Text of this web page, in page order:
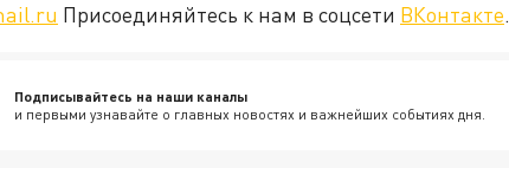
Присоединяйтесь к нам в соцсети ВКонтакте.
Подписывайтесь на наши каналы
и первыми узнавайте о главных новостях и важнейших событиях дня.